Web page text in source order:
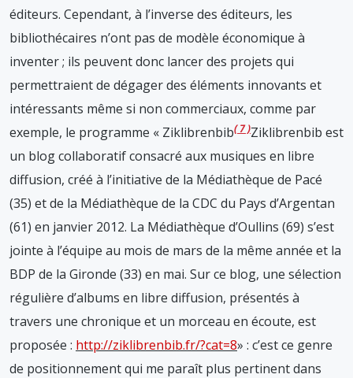
éditeurs. Cependant, à l’inverse des éditeurs, les
bibliothécaires n’ont pas de modèle économique à
inventer ; ils peuvent donc lancer des projets qui
permettraient de dégager des éléments innovants et
intéressants même si non commerciaux, comme par
exemple, le programme « Ziklibrenbib 7 Ziklibrenbib est
un blog collaboratif consacré aux musiques en libre
diffusion, créé à l’initiative de la Médiathèque de Pacé
(35) et de la Médiathèque de la CDC du Pays d’Argentan
(61) en janvier 2012. La Médiathèque d’Oullins (69) s’est
jointe à l’équipe au mois de mars de la même année et la
BDP de la Gironde (33) en mai. Sur ce blog, une sélection
régulière d’albums en libre diffusion, présentés à
travers une chronique et un morceau en écoute, est
proposée : http://ziklibrenbib.fr/?cat=8» : c’est ce genre
de positionnement qui me paraît plus pertinent dans